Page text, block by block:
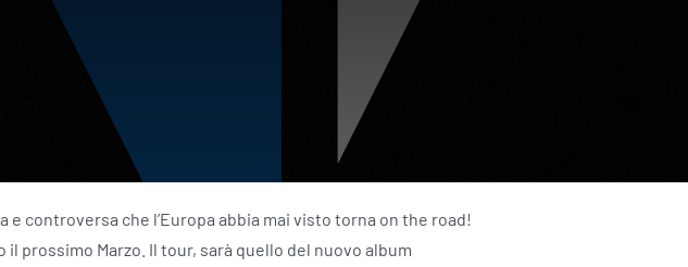
controversa che l’Europa abbia mai visto torna on the road!
il prossimo Marzo. Il tour, sarà quello del nuovo album